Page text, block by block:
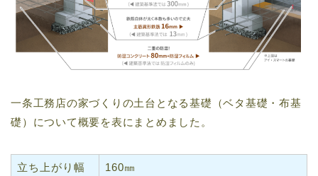
一条工務店の家づくりの土台となる基礎（ベタ基礎・布基
礎）について概要を表にまとめました。
立ち上がり幅 160㎜